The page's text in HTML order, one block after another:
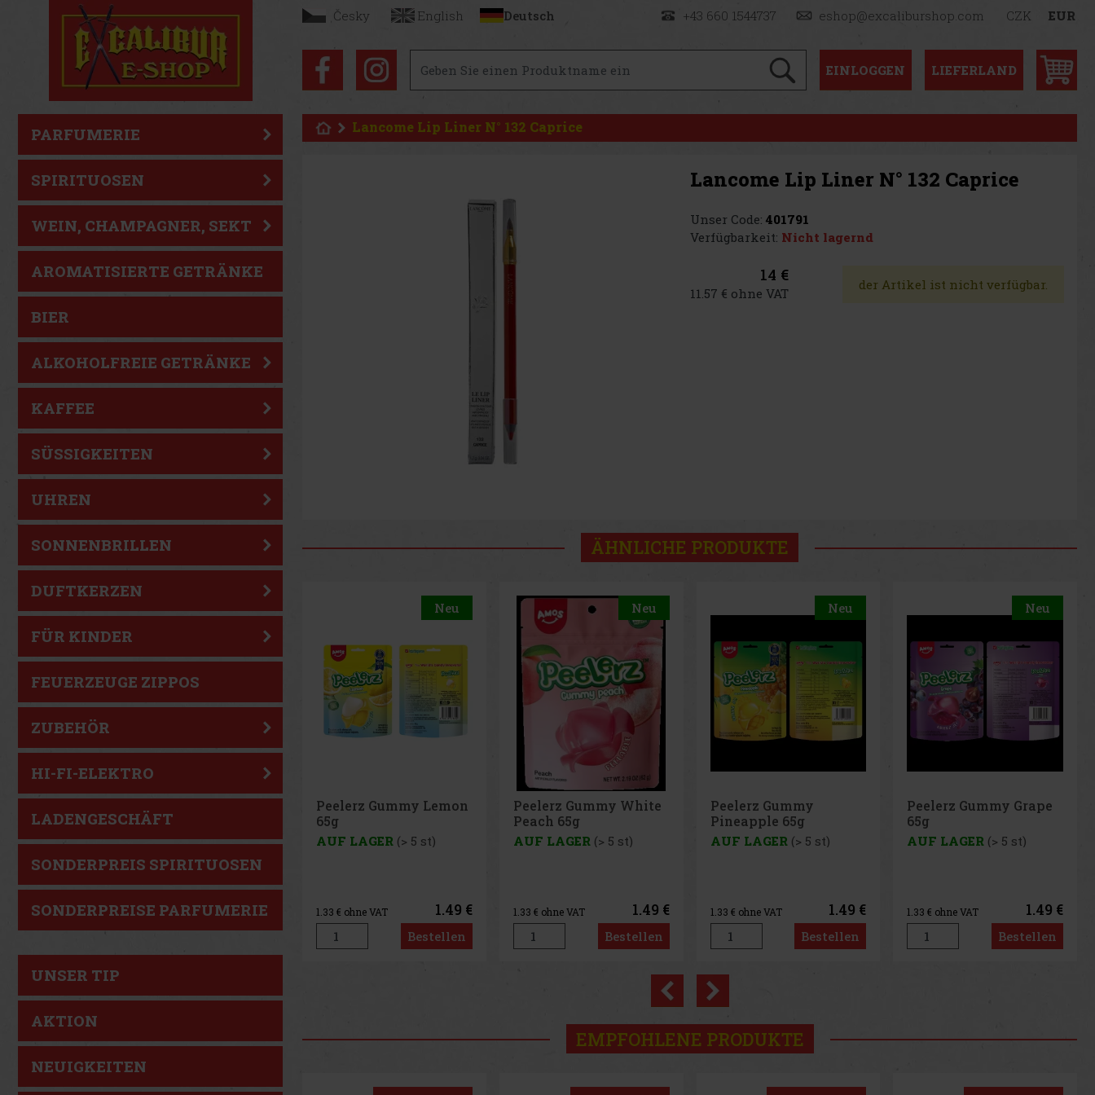
Česky English Deutsch +43 660 1544737 eshop@excaliburshop.com CZK EUR
EINLOGGEN LIEFERLAND
PARFUMERIE
SPIRITUOSEN
WEIN, CHAMPAGNER, SEKT
AROMATISIERTE GETRÄNKE
BIER
ALKOHOLFREIE GETRÄNKE
KAFFEE
SÜSSIGKEITEN
UHREN
SONNENBRILLEN
DUFTKERZEN
FÜR KINDER
FEUERZEUGE ZIPPOS
ZUBEHÖR
HI-FI-ELEKTRO
LADENGESCHÄFT
SONDERPREIS SPIRITUOSEN
SONDERPREISE PARFUMERIE
UNSER TIP
AKTION
NEUIGKEITEN
Lancome Lip Liner N° 132 Caprice
Lancome Lip Liner N° 132 Caprice
Unser Code: 401791
Verfügbarkeit: Nicht lagernd
14 €
11.57 € ohne VAT
der Artikel ist nicht verfügbar.
ÄHNLICHE PRODUKTE
Neu
Peelerz Gummy White
Peach 65g
AUF LAGER (> 5 st)
1.33 € ohne VAT 1.49 €
Bestellen
Neu
Peelerz Gummy
Pineapple 65g
AUF LAGER(> 5 st)
1.33 € ohne VAT 1.49 €
Bestellen
Neu
Peelerz Gummy Grape
65g
AUF LAGER(> 5 st)
1.33 € ohne VAT 1.49 €
Bestellen
Neu
Peelerz Gummy
Banana 65g
AUF LAGER (> 5 st)
1.33€ ohne VAT 1.49 €
Bestellen
Previous
EMPFOHLENE PRODUKTE